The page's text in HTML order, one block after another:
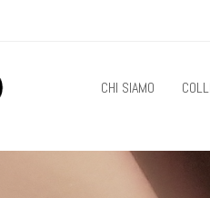
CHI SIAMO